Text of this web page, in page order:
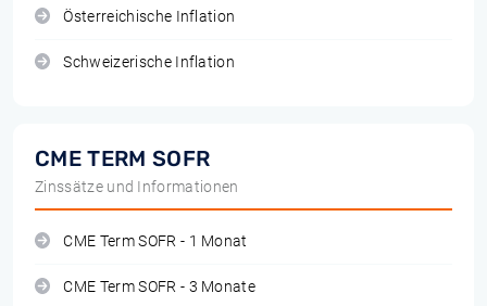
Österreichische Inflation
Schweizerische Inflation
CME TERM SOFR
Zinssätze und Informationen
CME Term SOFR - 1 Monat
CME Term SOFR - 3 Monate